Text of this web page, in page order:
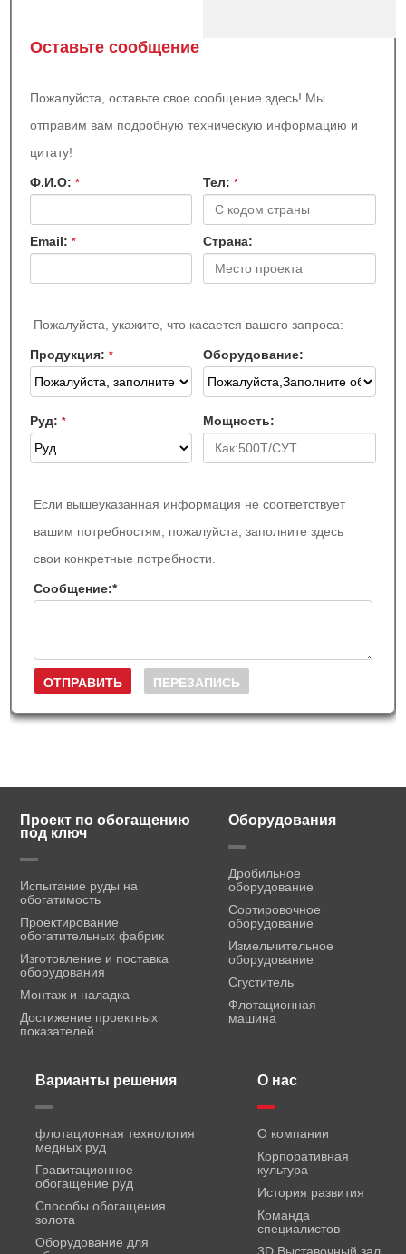
Оставьте сообщение
Пожалуйста, оставьте свое сообщение здесь! Мы
отправим вам подробную техническую информацию и
цитату!
Ф.И.О:* Teл: *
Email:* Страна:
Пожалуйста, укажите, что касается вашего запроса:
Продукция:* Оборудование:
Руд:* Мощность:
Если вышеуказанная информация не соответствует
вашим потребностям, пожалуйста, заполните здесь
свои конкретные потребности.
Сообщение:*
Проект по обогащению
под ключ
Испытание руды на
обогатимость
Проектирование
обогатительных фабрик
Изготовление и поставка
оборудования
Монтаж и наладка
Достижение проектных
показателей
Оборудования
Дробильное
оборудование
Сортировочное
оборудование
Измельчительное
оборудование
Сгуститель
Флотационная
машина
Варианты решения
флотационная технология
медных руд
Гравитационное
обогащение руд
Способы обогащения
золота
Оборудование для
О нас
О компании
Корпоративная
культура
История развития
Команда
специалистов